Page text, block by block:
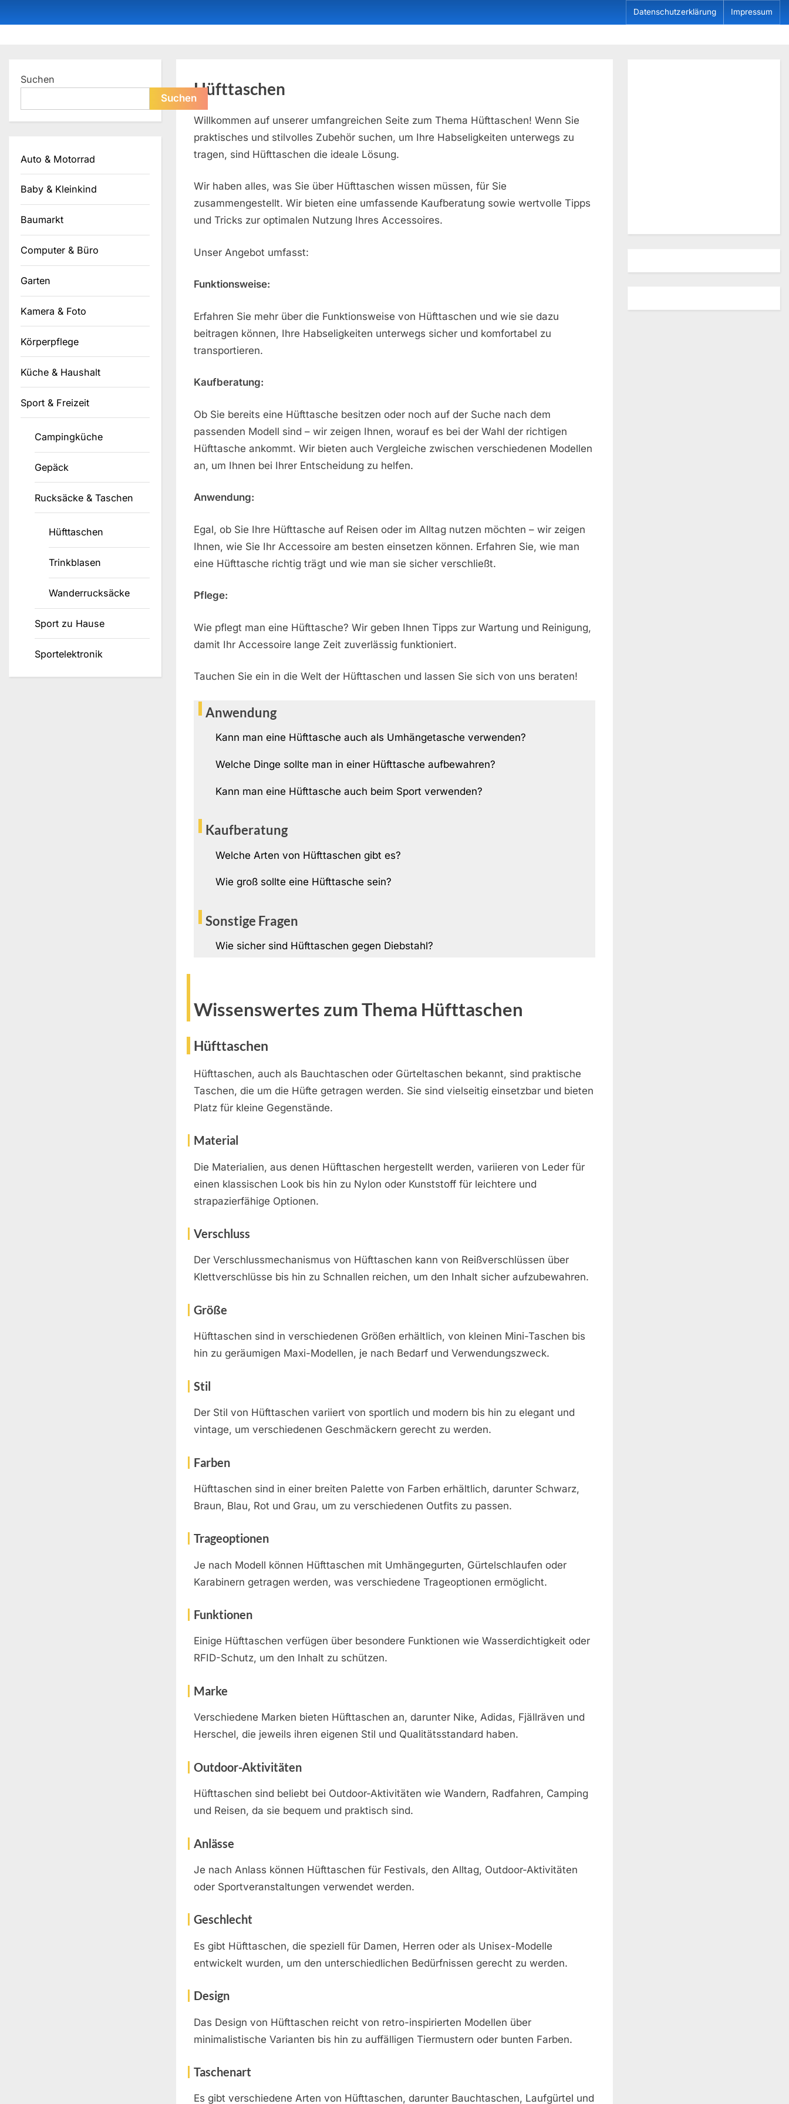
to
Datenschutzerklärung Impressum
Hüfttaschen
Willkommen auf unserer umfangreichen Seite zum Thema Hüfttaschen! Wenn Sie
praktisches und stilvolles Zubehör suchen, um Ihre Habseligkeiten unterwegs zu
tragen, sind Hüfttaschen die ideale Lösung.
Wir haben alles, was Sie über Hüfttaschen wissen müssen, für Sie
zusammengestellt. Wir bieten eine umfassende Kaufberatung sowie wertvolle Tipps
und Tricks zur optimalen Nutzung Ihres Accessoires.
Unser Angebot umfasst:
Funktionsweise:
Erfahren Sie mehr über die Funktionsweise von Hüfttaschen und wie sie dazu
beitragen können, Ihre Habseligkeiten unterwegs sicher und komfortabel zu
transportieren.
Kaufberatung:
Ob Sie bereits eine Hüfttasche besitzen oder noch auf der Suche nach dem
passenden Modell sind – wir zeigen Ihnen, worauf es bei der Wahl der richtigen
Hüfttasche ankommt. Wir bieten auch Vergleiche zwischen verschiedenen Modellen
an, um Ihnen bei Ihrer Entscheidung zu helfen.
Anwendung:
Egal, ob Sie Ihre Hüfttasche auf Reisen oder im Alltag nutzen möchten – wir zeigen
Ihnen, wie Sie Ihr Accessoire am besten einsetzen können. Erfahren Sie, wie man
eine Hüfttasche richtig trägt und wie man sie sicher verschließt.
Pflege:
Wie pflegt man eine Hüfttasche? Wir geben Ihnen Tipps zur Wartung und Reinigung,
damit Ihr Accessoire lange Zeit zuverlässig funktioniert.
Tauchen Sie ein in die Welt der Hüfttaschen und lassen Sie sich von uns beraten!
Anwendung
Kann man eine Hüfttasche auch als Umhängetasche verwenden?
Welche Dinge sollte man in einer Hüfttasche aufbewahren?
Kann man eine Hüfttasche auch beim Sport verwenden?
Kaufberatung
Welche Arten von Hüfttaschen gibt es?
Wie groß sollte eine Hüfttasche sein?
Sonstige Fragen
Wie sicher sind Hüfttaschen gegen Diebstahl?
Wissenswertes zum Thema Hüfttaschen
Hüfttaschen
Hüfttaschen, auch als Bauchtaschen oder Gürteltaschen bekannt, sind praktische
Taschen, die um die Hüfte getragen werden. Sie sind vielseitig einsetzbar und bieten
Platz für kleine Gegenstände.
Material
Die Materialien, aus denen Hüfttaschen hergestellt werden, variieren von Leder für
einen klassischen Look bis hin zu Nylon oder Kunststoff für leichtere und
strapazierfähige Optionen.
Verschluss
Der Verschlussmechanismus von Hüfttaschen kann von Reißverschlüssen über
Klettverschlüsse bis hin zu Schnallen reichen, um den Inhalt sicher aufzubewahren.
Größe
Hüfttaschen sind in verschiedenen Größen erhältlich, von kleinen Mini-Taschen bis
hin zu geräumigen Maxi-Modellen, je nach Bedarf und Verwendungszweck.
Stil
Der Stil von Hüfttaschen variiert von sportlich und modern bis hin zu elegant und
vintage, um verschiedenen Geschmäckern gerecht zu werden.
Farben
Hüfttaschen sind in einer breiten Palette von Farben erhältlich, darunter Schwarz,
Braun, Blau, Rot und Grau, um zu verschiedenen Outfits zu passen.
Trageoptionen
Je nach Modell können Hüfttaschen mit Umhängegurten, Gürtelschlaufen oder
Karabinern getragen werden, was verschiedene Trageoptionen ermöglicht.
Funktionen
Einige Hüfttaschen verfügen über besondere Funktionen wie Wasserdichtigkeit oder
RFID-Schutz, um den Inhalt zu schützen.
Marke
Verschiedene Marken bieten Hüfttaschen an, darunter Nike, Adidas, Fjällräven und
Herschel, die jeweils ihren eigenen Stil und Qualitätsstandard haben.
Outdoor-Aktivitäten
Hüfttaschen sind beliebt bei Outdoor-Aktivitäten wie Wandern, Radfahren, Camping
und Reisen, da sie bequem und praktisch sind.
Anlässe
Je nach Anlass können Hüfttaschen für Festivals, den Alltag, Outdoor-Aktivitäten
oder Sportveranstaltungen verwendet werden.
Geschlecht
Es gibt Hüfttaschen, die speziell für Damen, Herren oder als Unisex-Modelle
entwickelt wurden, um den unterschiedlichen Bedürfnissen gerecht zu werden.
Design
Das Design von Hüfttaschen reicht von retro-inspirierten Modellen über
minimalistische Varianten bis hin zu auffälligen Tiermustern oder bunten Farben.
Taschenart
Es gibt verschiedene Arten von Hüfttaschen, darunter Bauchtaschen, Laufgürtel und
Suchen
Suchen
Auto & Motorrad
Baby & Kleinkind
Baumarkt
Computer & Büro
Garten
Kamera & Foto
Körperpflege
Küche & Haushalt
Sport & Freizeit
Campingküche
Gepäck
Rucksäcke & Taschen
Hüfttaschen
Trinkblasen
Wanderrucksäcke
Sport zu Hause
Sportelektronik